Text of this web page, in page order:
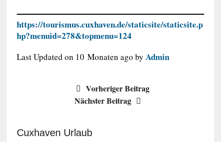
https://tourismus.cuxhaven.de/staticsite/staticsite.p
hp?menuid=278&topmenu=124
Last Updated on 10 Monaten ago by Admin
Vorheriger Beitrag
Nächster Beitrag
Cuxhaven Urlaub